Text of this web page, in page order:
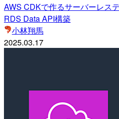
AWS CDKで作るサーバーレス
RDS Data API構築
小林翔馬
2025.03.17